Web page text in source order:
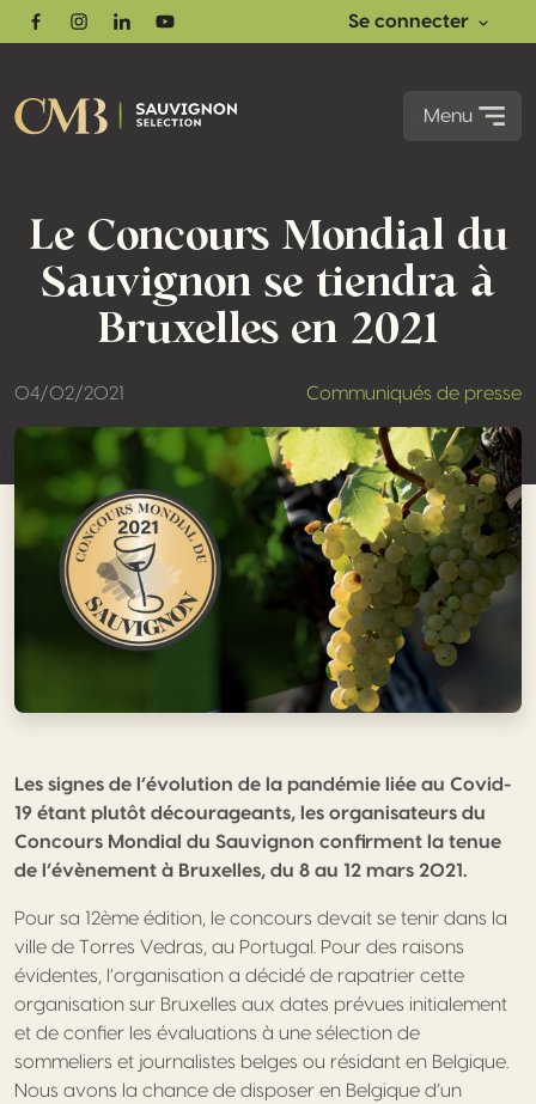
FacebookInstagram
LinkedinYoutube
Se connecter
Menu
Le Concours Mondial du
Sauvignon se tiendra à
Bruxelles en 2021
04/02/2021 Communiqués de presse
Les signes de l’évolution de la pandémie liée au Covid-
19 étant plutôt décourageants, les organisateurs du
Concours Mondial du Sauvignon confirment la tenue
de l’évènement à Bruxelles, du 8 au 12 mars 2021.
Pour sa 12ème édition, le concours devait se tenir dans la
ville de Torres Vedras, au Portugal. Pour des raisons
évidentes, l’organisation a décidé de rapatrier cette
organisation sur Bruxelles aux dates prévues initialement
et de confier les évaluations à une sélection de
sommeliers et journalistes belges ou résidant en Belgique.
Nous avons la chance de disposer en Belgique d’un